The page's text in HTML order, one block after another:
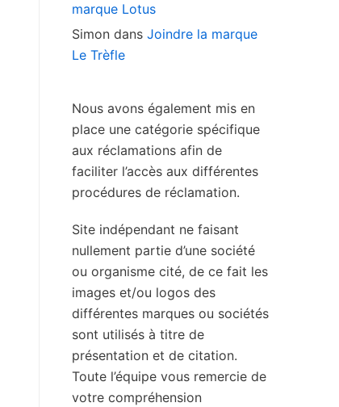
marque Lotus
Simon dans Joindre la marque
Le Trèfle
Nous avons également mis en
place une catégorie spécifique
aux réclamations afin de
faciliter l’accès aux différentes
procédures de réclamation.
Site indépendant ne faisant
nullement partie d’une société
ou organisme cité, de ce fait les
images et/ou logos des
différentes marques ou sociétés
sont utilisés à titre de
présentation et de citation.
Toute l’équipe vous remercie de
votre compréhension